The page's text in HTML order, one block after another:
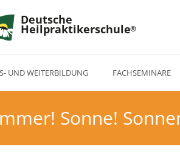
Deutsche
Heilpraktikerschule
UND WEITERBILDUNG FACHSEMINARE
Sonne!